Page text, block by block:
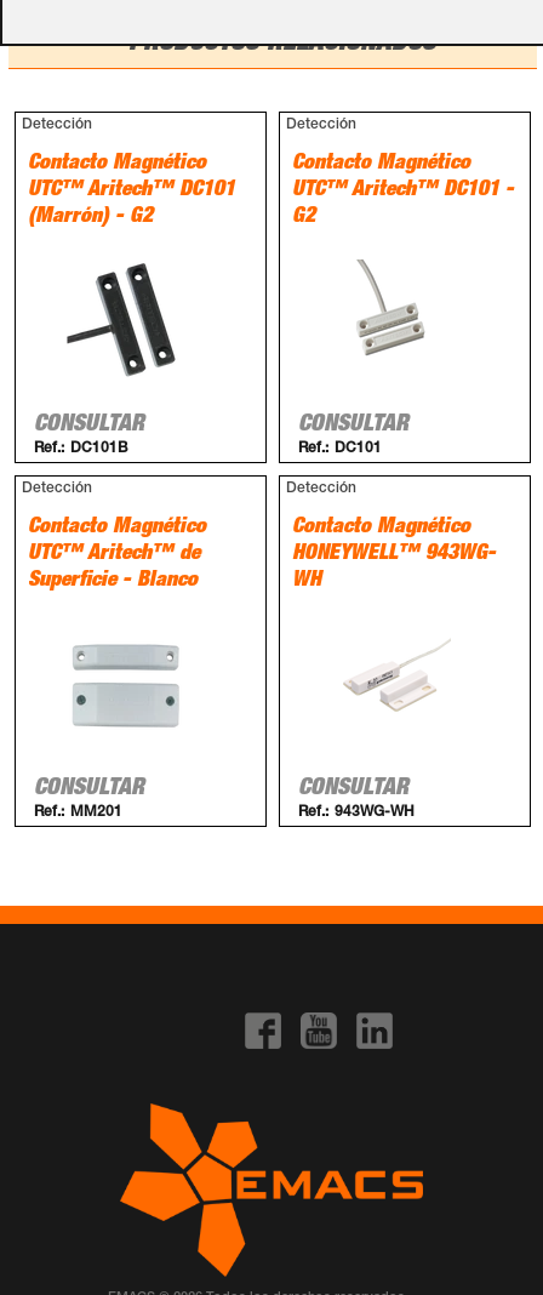
PRODUCTOS RELACIONADOS
Detección
Contacto Magnético
UTC™ Aritech™ DC101
(Marrón) - G2
CONSULTAR
Ref.: DC101B
Detección
Contacto Magnético
UTC™ Aritech™ DC101 -
G2
CONSULTAR
Ref.: DC101
Detección
Contacto Magnético
UTC™ Aritech™ de
Superficie - Blanco
CONSULTAR
Ref.: MM201
Detección
Contacto Magnético
HONEYWELL™ 943WG-
WH
CONSULTAR
Ref.: 943WG-WH